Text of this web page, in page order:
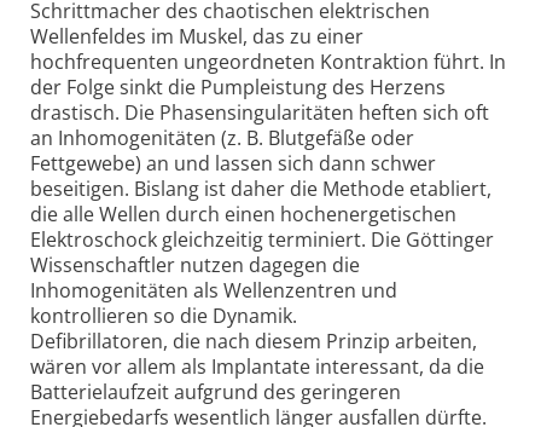
Schrittmacher des chaotischen elektrischen
Wellenfeldes im Muskel, das zu einer
hochfrequenten ungeordneten Kontraktion führt. In
der Folge sinkt die Pumpleistung des Herzens
drastisch. Die Phasen­singularitäten heften sich oft
an Inhomogenitäten (z. B. Blutgefäße oder
Fettgewebe) an und lassen sich dann schwer
beseitigen. Bislang ist daher die Methode etabliert,
die alle Wellen durch einen hochenergetischen
Elektroschock gleichzeitig terminiert. Die Göttinger
Wissenschaftler nutzen dagegen die
Inhomogenitäten als Wellenzentren und
kontrollieren so die Dynamik.
Defibrillatoren, die nach diesem Prinzip arbeiten,
wären vor allem als Implantate interessant, da die
Batterielaufzeit aufgrund des geringeren
Energiebedarfs wesentlich länger ausfallen dürfte.